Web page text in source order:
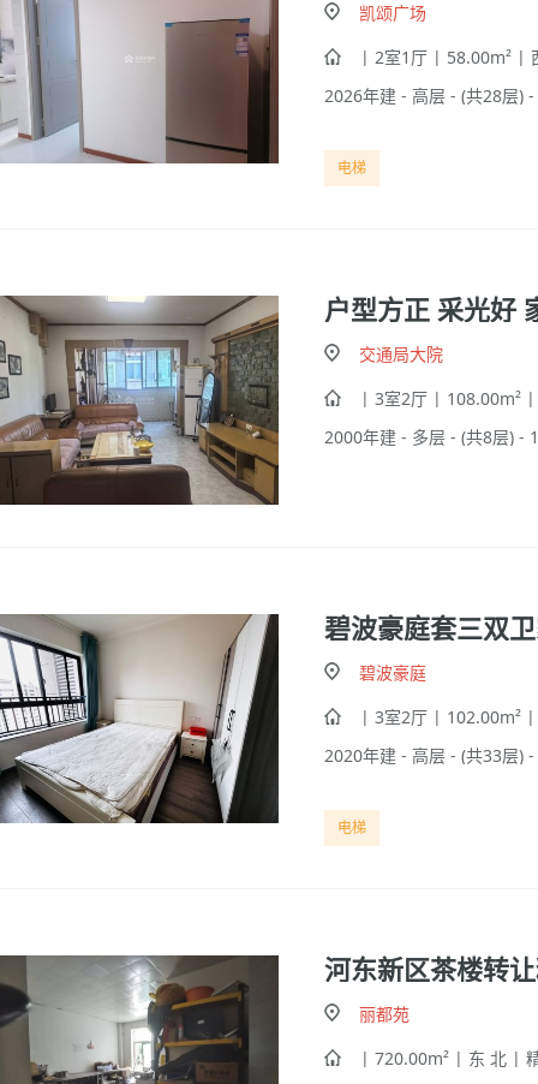
凯颂广场
| 2室1厅 | 58.00m² |
2026年建 - 高层 - (共28层)
电梯
户型方正 采光好
交通局大院
| 3室2厅 | 108.00m²
2000年建 - 多层 - (共8层) -
碧波豪庭套三双
碧波豪庭
| 3室2厅 | 102.00m²
2020年建 - 高层 - (共33层)
电梯
河东新区茶楼转
丽都苑
| 720.00m² | 东 北 |